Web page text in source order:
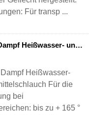
Für transp ...
TYPE FSC - Dampf Heißwasser- und Lebensmittelschlauch
Heißwasser-
Für die
bei
bis zu + 165 °